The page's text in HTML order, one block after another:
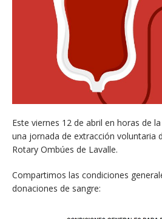
Este viernes 12 de abril en horas de
una jornada de extracción voluntaria
Rotary Ombúes de Lavalle.
Compartimos las condiciones
donaciones de sangre: